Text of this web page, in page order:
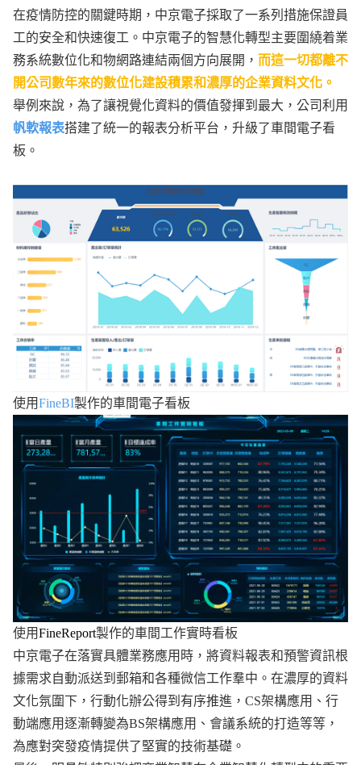
在疫情防控的關鍵時期，中京電子採取了一系列措施保證員
工的安全和快速復工。中京電子的智慧化轉型主要圍繞着業
務系統數位化和物網路連結兩個方向展開， 而這一切都離不
開公司數年來的數位化建設積累和濃厚的企業資料文化。
舉例來說，為了讓視覺化資料的價值發揮到最大，公司利用
帆軟報表搭建了統一的報表分析平台，升級了車間電子看
板。
使用FineBI製作的車間電子看板
使用FineReport製作的車間工作實時看板
中京電子在落實具體業務應用時，將資料報表和預警資訊根
據需求自動派送到郵箱和各種微信工作羣中。在濃厚的資料
文化氛圍下，行動化辦公得到有序推進，CS架構應用、行
動端應用逐漸轉變為BS架構應用、會議系統的打造等等，
為應對突發疫情提供了堅實的技術基礎。